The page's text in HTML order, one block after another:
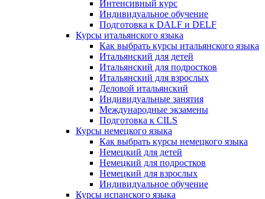
Интенсивный курс
Индивидуальное обучение
Подготовка к DALF и DELF
Курсы итальянского языка
Как выбрать курсы итальянского языка
Итальянский для детей
Итальянский для подростков
Итальянский для взрослых
Деловой итальянский
Индивидуальные занятия
Международные экзамены
Подготовка к CILS
Курсы немецкого языка
Как выбрать курсы немецкого языка
Немецкий для детей
Немецкий для подростков
Немецкий для взрослых
Индивидуальное обучение
Курсы испанского языка